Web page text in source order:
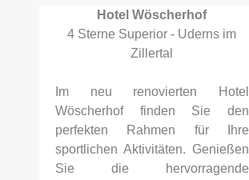
Hotel Wöscherhof
4 Sterne Superior - Uderns im
Zillertal
Im neu renovierten Hotel
Wöscherhof finden Sie den
perfekten Rahmen für Ihre
sportlichen Aktivitäten. Genießen
Sie die hervorragende